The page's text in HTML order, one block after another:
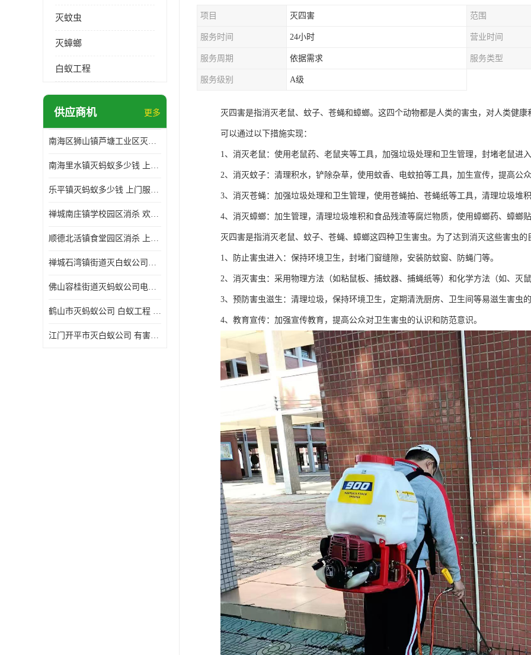
灭蚊虫
灭蟑螂
白蚁工程
供应商机 更多
南海区狮山镇芦塘工业区灭白蚁多少钱 上门服务 确定方案
南海里水镇灭蚂蚁多少钱 上门服务 确定方案
乐平镇灭蚂蚁多少钱 上门服务 确定方案
禅城南庄镇学校园区消杀 欢迎电话咨询 价格优惠
顺德北活镇食堂园区消杀 上门服务 确定方案
禅城石湾镇街道灭白蚁公司电话 病媒生物防治 上门服务 确定方案
佛山容桂街道灭蚂蚁公司电话 白蚁防治 上门服务 确定方案
鹤山市灭蚂蚁公司 白蚁工程 欢迎电话咨询 价格优惠
江门开平市灭白蚁公司 有害生物防治 上门服务 确定方案
项目 灭四害 范围
服务时间 24小时 营业时间
服务周期 依据需求 服务类型
服务级别 A级
灭四害是指消灭老鼠、蚊子、苍蝇和蟑螂。这四个动物都是人类的害虫，对人类健
可以通过以下措施实现：
1、消灭老鼠：使用老鼠药、老鼠夹等工具，加强垃圾处理和卫生管理，封堵老鼠进
2、消灭蚊子：清理积水，铲除杂草，使用蚊香、电蚊拍等工具，加生宣传，提高公
3、消灭苍蝇：加强垃圾处理和卫生管理，使用苍蝇拍、苍蝇纸等工具，清理垃圾堆
4、消灭蟑螂：加生管理，清理垃圾堆积和食品残渣等腐烂物质，使用蟑螂药、蟑螂
灭四害是指消灭老鼠、蚊子、苍蝇、蟑螂这四种卫生害虫。为了达到消灭这些害虫
1、防止害虫进入：保持环境卫生，封堵门窗缝隙，安装防蚊窗、防蝇门等。
2、消灭害虫：采用物理方法（如粘鼠板、捕蚊器、捕蝇纸等）和化学方法（如、灭
3、预防害虫滋生：清理垃圾，保持环境卫生，定期清洗厨房、卫生间等易滋生害虫
4、教育宣传：加强宣传教育，提高公众对卫生害虫的认识和防范意识。